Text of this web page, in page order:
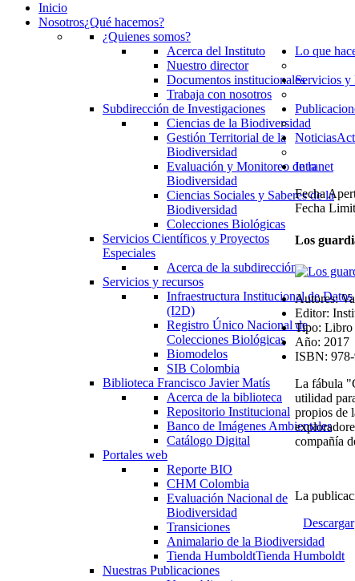
Inicio
Nosotros¿Qué hacemos?
¿Quienes somos?
Acerca del Instituto
Nuestro director
Documentos institucionales
Trabaja con nosotros
Lo que
Subdirección de Investigaciones
Ciencias de la Biodiversidad
Gestión Territorial de la
Biodiversidad
Evaluación y Monitoreo de la
Biodiversidad
Ciencias Sociales y Saberes de la
Biodiversidad
Colecciones Biológicas
Servicios Científicos y Proyectos
Especiales
Acerca de la subdirección
Servicios y
Servicios y recursos
Infraestructura Institucional de Datos
(I2D)
Registro Único Nacional de
Colecciones Biológicas
Biomodelos
SIB Colombia
Biblioteca Francisco Javier Matís
Acerca de la biblioteca
Repositorio Institucional
Banco de Imágenes Ambientales
Catálogo Digital
Portales web
Reporte BIO
CHM Colombia
Evaluación Nacional de
Biodiversidad
Transiciones
Animalario de la Biodiversidad
Tienda HumboldtTienda Humboldt
Nuestras Publicaciones
Noticias
Intranet
Fecha
Fecha
Los
Autores:
Editor:
Tipo: Libro
Año: 2017
ISBN:
La fábula
utilidad
propios de
compañía
La
Descargar